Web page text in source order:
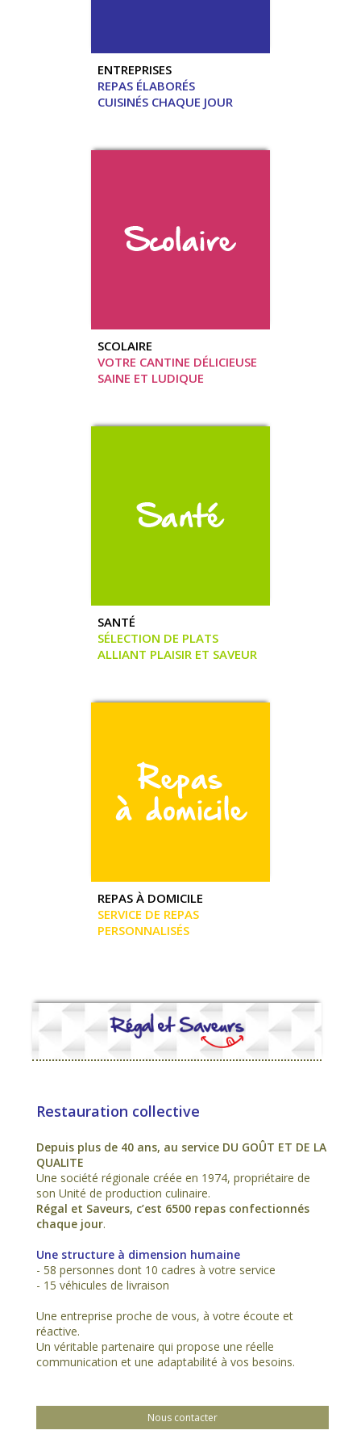
ENTREPRISES
REPAS ÉLABORÉS
CUISINÉS CHAQUE JOUR
SCOLAIRE
VOTRE CANTINE DÉLICIEUSE
SAINE ET LUDIQUE
SANTÉ
SÉLECTION DE PLATS
ALLIANT PLAISIR ET SAVEUR
REPAS À DOMICILE
SERVICE DE REPAS
PERSONNALISÉS
Restauration collective
Depuis plus de 40 ans, au service DU GOÛT ET DE LA
QUALITE
Une société régionale créée en 1974, propriétaire de
son Unité de production culinaire.
Régal et Saveurs, c’est 6500 repas confectionnés
chaque jour.
Une structure à dimension humaine
- 58 personnes dont 10 cadres à votre service
- 15 véhicules de livraison
Une entreprise proche de vous, à votre écoute et
réactive.
Un véritable partenaire qui propose une réelle
communication et une adaptabilité à vos besoins.
Nous contacter